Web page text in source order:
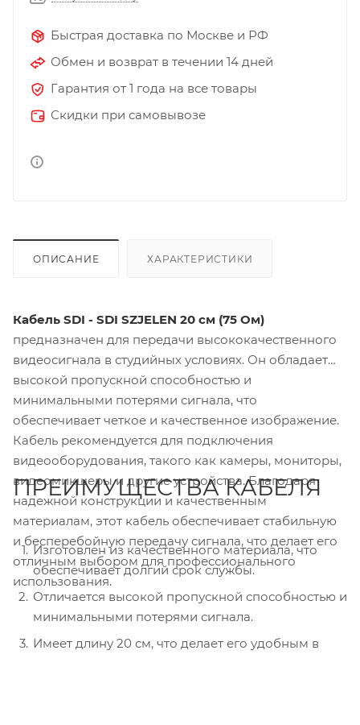
Быстрая доставка по Москве и РФ
Обмен и возврат в течении 14 дней
Гарантия от 1 года на все товары
Скидки при самовывозе
ОПИСАНИЕ ХАРАКТЕРИСТИКИ
Кабель SDI - SDI SZJELEN 20 см (75 Ом)
предназначен для передачи высококачественного
видеосигнала в студийных условиях. Он обладает
высокой пропускной способностью и
минимальными потерями сигнала, что
обеспечивает четкое и качественное изображение.
Кабель рекомендуется для подключения
видеооборудования, такого как камеры, мониторы,
видеомикшеры и другие устройства. Благодаря
надежной конструкции и качественным
материалам, этот кабель обеспечивает стабильную
и бесперебойную передачу сигнала, что делает его
отличным выбором для профессионального
использования.
ПРЕИМУЩЕСТВА КАБЕЛЯ
Изготовлен из качественного материала, что
обеспечивает долгий срок службы.
Отличается высокой пропускной способностью и
минимальными потерями сигнала.
Имеет длину 20 см, что делает его удобным в